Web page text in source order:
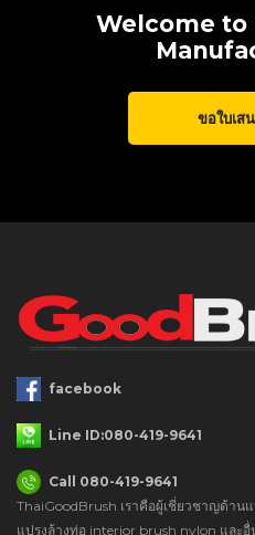
Welcome to
ขอใบเส
facebook
Line ID:080-419-9641
Call 080-419-9641
ThaiGoodBrush เราคือผู้เชี่ยวชาญด้าน
แปรงล้างท่อ interior brush nylon และ